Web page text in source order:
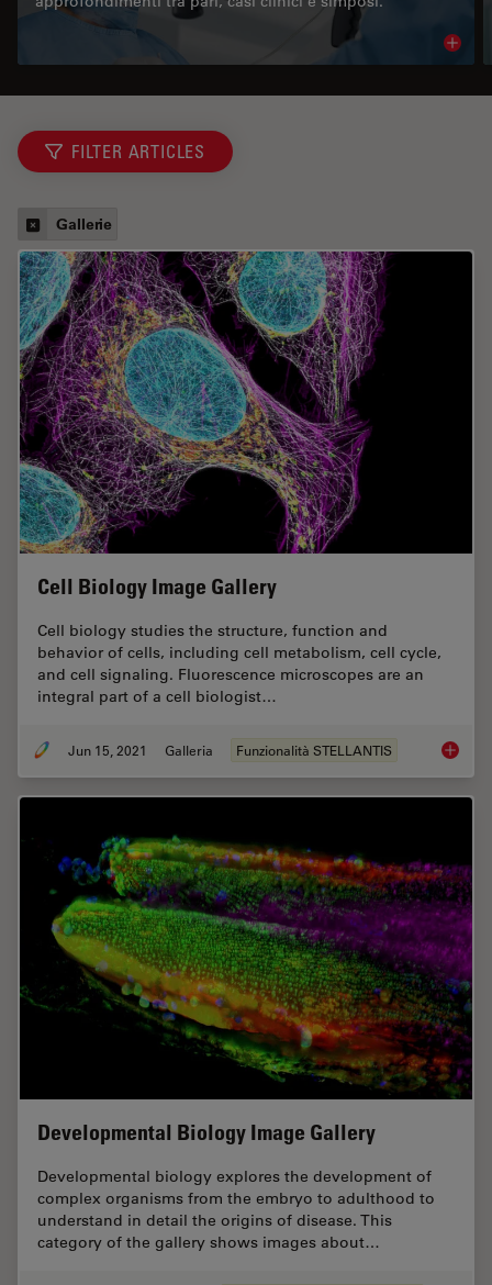
FILTER ARTICLES
Gallerie
Cell Biology Image Gallery
Cell biology studies the structure, function and
behavior of cells, including cell metabolism, cell cycle,
and cell signaling. Fluorescence microscopes are an
integral part of a cell biologist…
Jun 15, 2021 Galleria Funzionalità STELLANTIS Cell
Developmental Biology Image Gallery
Developmental biology explores the development of
complex organisms from the embryo to adulthood to
understand in detail the origins of disease. This
category of the gallery shows images about…